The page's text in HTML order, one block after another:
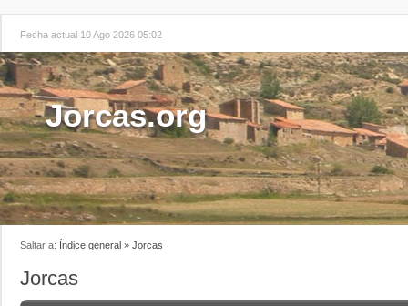
Fecha actual 10 Ago 2026 05:02
Jorcas.org
Saltar a: Índice general » Jorcas
Jorcas